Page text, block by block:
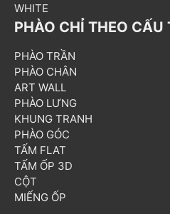
WHITE
PHÀO CHỈ THEO CẤU
PHÀO TRẦN
PHÀO CHÂN
ART WALL
PHÀO LƯNG
KHUNG TRANH
PHÀO GÓC
TẤM FLAT
TẤM ỐP 3D
CỘT
MIẾNG ỐP